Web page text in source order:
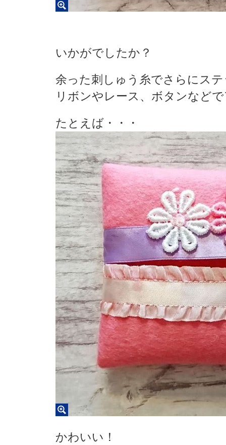
いかがでしたか？
余った刺しゅう糸でさらにス
リボンやレース、ボタンなど
たとえば・・・
かわいい！